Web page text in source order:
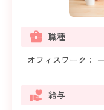
職種
オフィスワーク：
給与